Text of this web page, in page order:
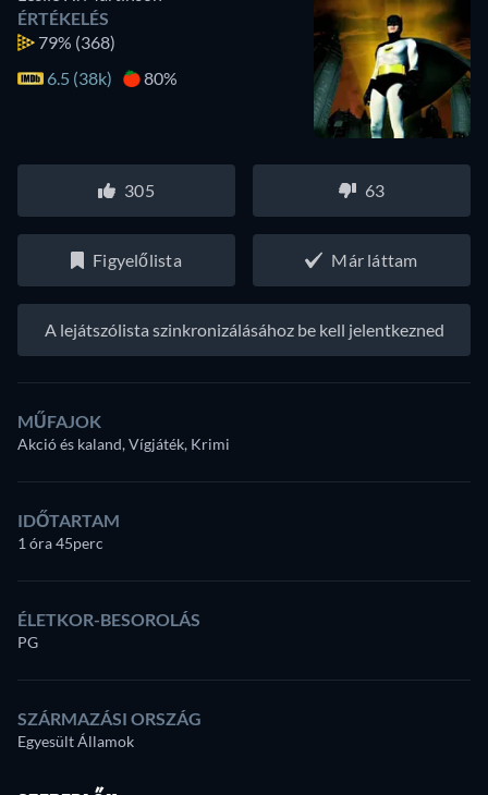
ÉRTÉKELÉS
79% (368)
6.5 (38k)
80%
305 63
Figyelőlista Már láttam
A lejátszólista szinkronizálásához be kell jelentkezned
MŰFAJOK
Akció és kaland, Vígjáték, Krimi
IDŐTARTAM
1 óra 45perc
ÉLETKOR-BESOROLÁS
PG
SZÁRMAZÁSI ORSZÁG
Egyesült Államok